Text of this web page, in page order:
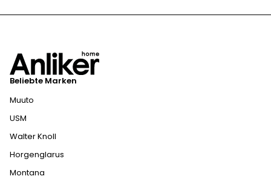
Beliebte Marken
Muuto
USM
Walter Knoll
Horgenglarus
Montana